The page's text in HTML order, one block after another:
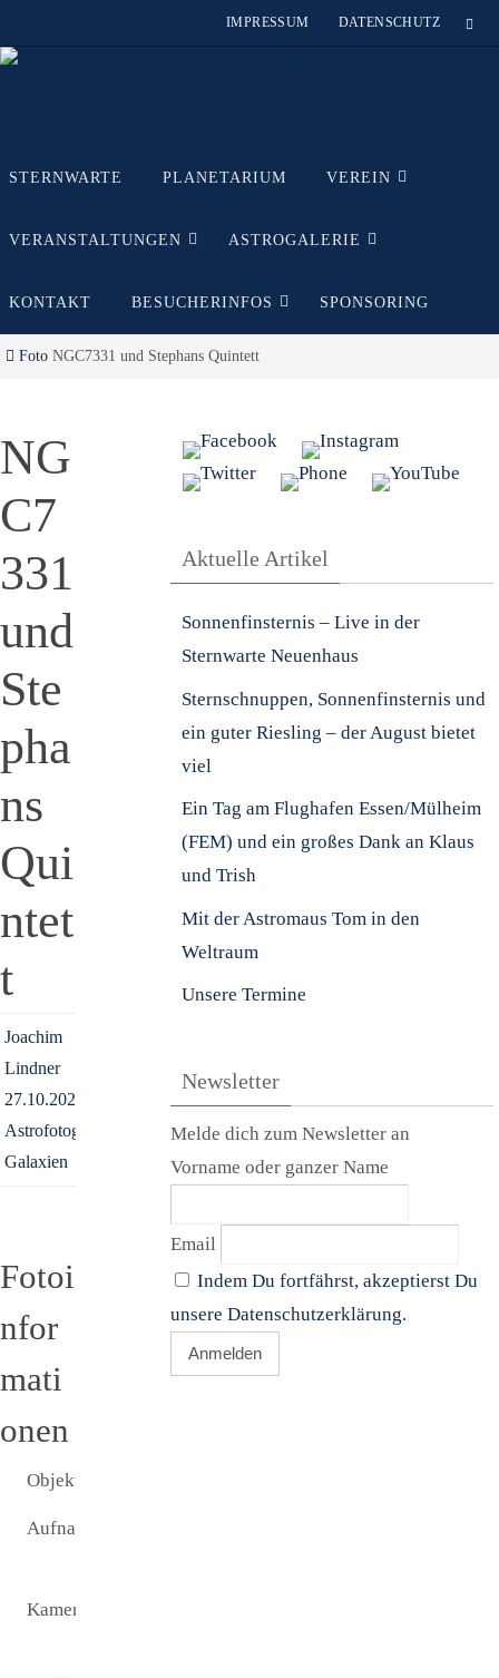
Inhalt
IMPRESSUM DATENSCHUTZ
Inhalt
STERNWARTE PLANETARIUM VEREIN
VERANSTALTUNGEN ASTROGALERIE
KONTAKT BESUCHERINFOS SPONSORING
Start
Foto NGC7331 und Stephans Quintett
NG
C7
331
und
Ste
pha
ns
Qui
ntet
t
Joachim
Lindner
27.10.2021
Astrofotografie
Galaxien
Fotoi
nfor
mati
onen
Objekt:
Aufnamezeit:
Kamera:
Aktuelle Artikel
Sonnenfinsternis – Live in der
Sternwarte Neuenhaus
Sternschnuppen, Sonnenfinsternis und
ein guter Riesling – der August bietet
viel
Ein Tag am Flughafen Essen/Mülheim
(FEM) und ein großes Dank an Klaus
und Trish
Mit der Astromaus Tom in den
Weltraum
Unsere Termine
Newsletter
Melde dich zum Newsletter an
Vorname oder ganzer Name
Email
Indem Du fortfährst, akzeptierst Du
unsere Datenschutzerklärung.